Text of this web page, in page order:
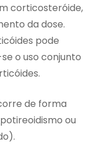
corticosteróide,
da dose.
pode
o uso conjunto
de forma
ou